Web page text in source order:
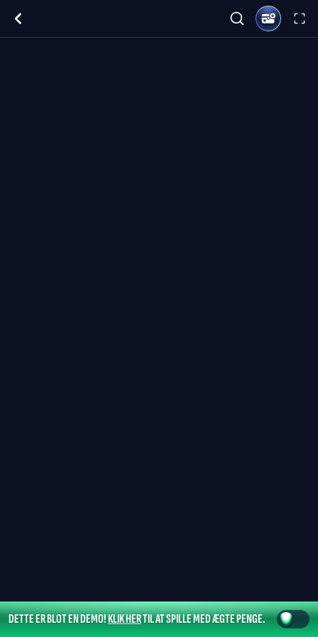
DETTE ER BLOT EN DEMO!KLIK HERTIL AT SPILLE MED ÆGTE PENGE.